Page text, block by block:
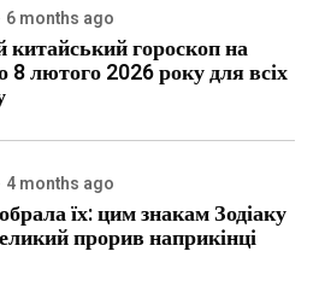
6 months ago
гороскоп на
8 лютого 2026 року для всіх
4 months ago
їх: цим знакам Зодіаку
прорив наприкінці